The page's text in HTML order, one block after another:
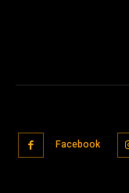
Facebook